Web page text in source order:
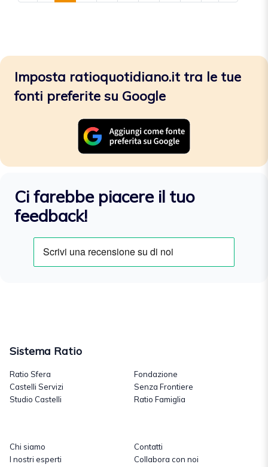
Imposta ratioquotidiano.it tra le tue
fonti preferite su Google
Ci farebbe piacere il tuo
feedback!
Sistema Ratio
Ratio Sfera
Castelli Servizi
Studio Castelli
Fondazione
Senza Frontiere
Ratio Famiglia
Chi siamo
I nostri esperti
Contatti
Collabora con noi